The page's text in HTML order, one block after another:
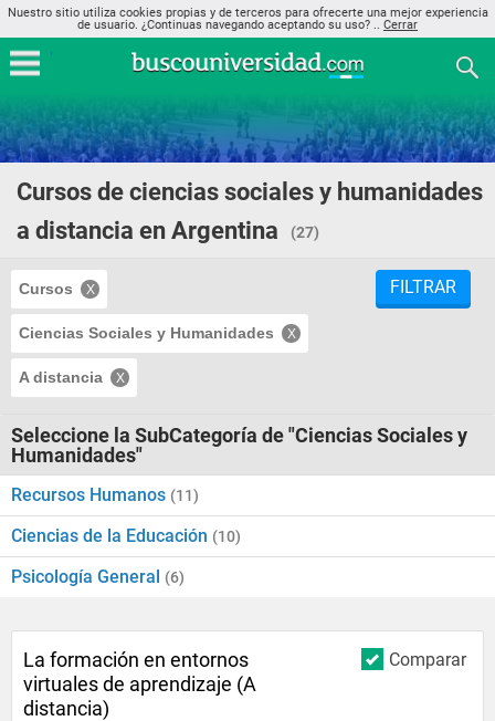
Nuestro sitio utiliza cookies propias y de terceros para ofrecerte una mejor experiencia
de usuario. ¿Continuas navegando aceptando su uso? .. Cerrar
Cursos de ciencias sociales y humanidades
a distancia en Argentina
(27)
Cursos
Ciencias Sociales y Humanidades
A distancia
FILTRAR
Seleccione la SubCategoría de "Ciencias Sociales y
Humanidades"
Recursos Humanos (11)
Ciencias de la Educación (10)
Psicología General (6)
Comparar
La formación en entornos
virtuales de aprendizaje (A
distancia)